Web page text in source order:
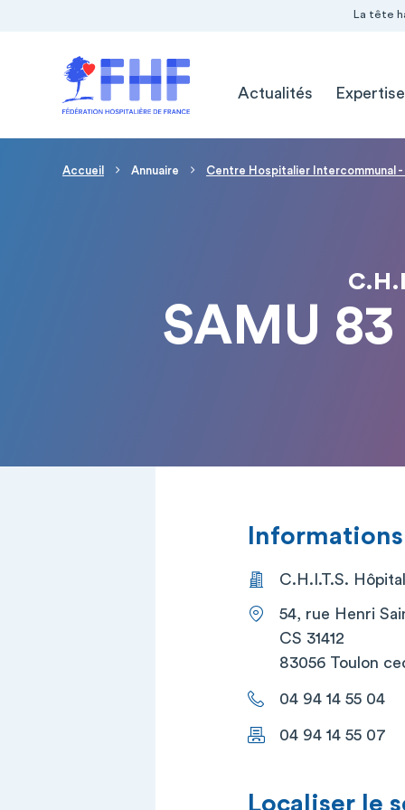
La tête
Actualités
Fil d'Ariane
Accueil Annuaire Centre Hospitalier Intercommunal -
SAMU
C.H.I.T.S.
54, rue Henri
CS 31412
83056 Toulon
04 94 14 55 04
04 94 14 55 07
Localiser le